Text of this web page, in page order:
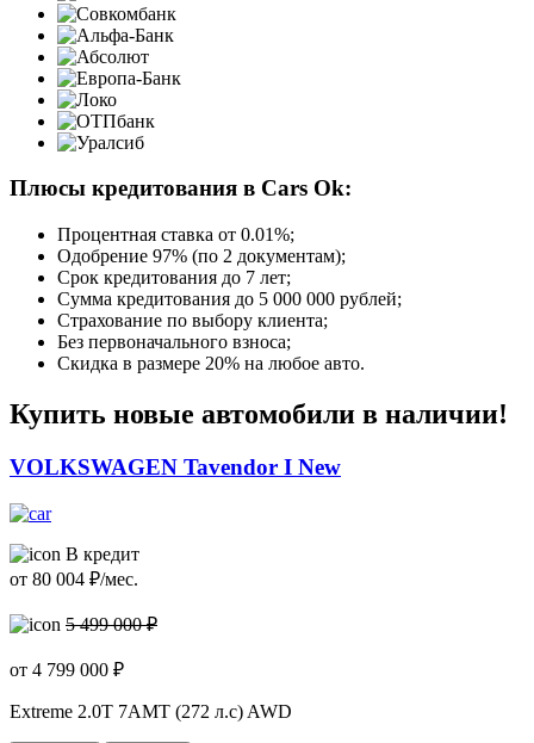
Плюсы кредитования в Cars Ok:
Процентная ставка от 0.01%;
Одобрение 97% (по 2 документам);
Срок кредитования до 7 лет;
Сумма кредитования до 5 000 000 рублей;
Страхование по выбору клиента;
Без первоначального взноса;
Скидка в размере 20% на любое авто.
Купить новые автомобили в наличии!
VOLKSWAGEN Tavendor I New
В кредит
от 80 004 ₽/мес.
5 499 000 ₽
от 4 799 000 ₽
Extreme 2.0T 7AMT (272 л.с) AWD